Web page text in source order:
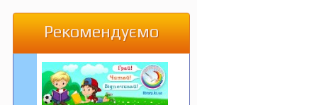
Рекомендуємо